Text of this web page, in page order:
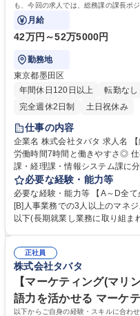
も、今回の求人では、総務課の課長ポ
当）をお任せできる方を募集しています
月給
42万円～52万5000円
勤務地
東京都墨田区
年間休日120日以上
転勤なし
完全週休2日制
土日祝休み
仕事の内容
企業名 株式会社タバタ 求人名 【総務/人事(管理職候補)】年休130日/所定
労働時間7時間と働きやすさ◎ 仕事の内容 バックオフィス部門は、総務
課・経理課・情報システム課に
では、総務課の課長ポジション
当）をお任せできる方を募集しています。 また、今後総
きやすい環境作りを目指し、新
ていきたいと考えています。 上
ど）・総務・庶務業務全般(規程
環境改善・安全衛生管理など) 募集職種 【総務/人事(管理職候補)】年休13
0日/所定労働時間7時間と働き
必要な経験・能力等
必要な経験・能力等 【A～D全
[B]人事業務での3人以上のマネ
以下(長期就業し業務に取り組ま
善などによって採用実績を改善
自ら企画提案・実行し、事業に
に関する関数等が使用できるレ
経験を積むことができる環境です。 学歴・資格 学歴：大学院 大学
大 専修学校 高校 語学力： 資格：
正社員
株式会社タバタ
【マーケティング(マリ
語力を活かせる マーケ
以下からご自身の経験・スキルに合わ